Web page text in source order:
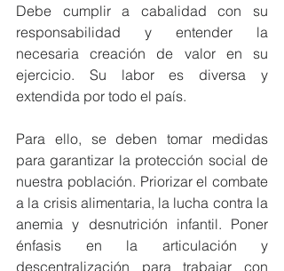
Debe cumplir a cabalidad con su
responsabilidad y entender la
necesaria creación de valor en su
ejercicio. Su labor es diversa y
extendida por todo el país.
Para ello, se deben tomar medidas
para garantizar la protección social de
nuestra población. Priorizar el combate
a la crisis alimentaria, la lucha contra la
anemia y desnutrición infantil. Poner
énfasis en la articulación y
descentralización para trabajar con